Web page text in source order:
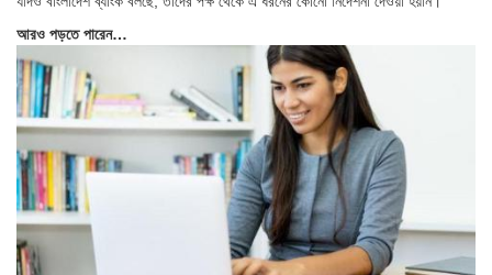
আরও পড়তে পারেন…